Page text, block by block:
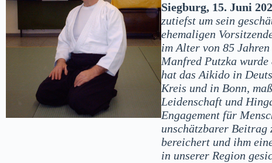
Siegburg, 15. Juni
zutiefst um sein
ehemaligen
im Alter von 85
Manfred Putzka
hat das Aikido in
Kreis und in Bonn,
Leidenschaft und
Engagement für
unschätzbarer Beitrag
bereichert und ihm
in unserer Region